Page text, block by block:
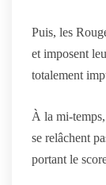
Puis, les
et imposent
totalement
À la mi-
se relâchent
portant le